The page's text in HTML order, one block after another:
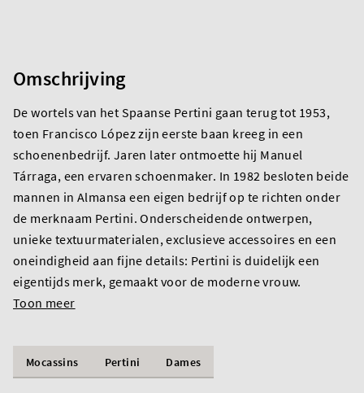
Omschrijving
De wortels van het Spaanse Pertini gaan terug tot 1953,
toen Francisco López zijn eerste baan kreeg in een
schoenenbedrijf. Jaren later ontmoette hij Manuel
Tárraga, een ervaren schoenmaker. In 1982 besloten beide
mannen in Almansa een eigen bedrijf op te richten onder
de merknaam Pertini. Onderscheidende ontwerpen,
unieke textuurmaterialen, exclusieve accessoires en een
oneindigheid aan fijne details: Pertini is duidelijk een
eigentijds merk, gemaakt voor de moderne vrouw.
Toon meer
Mocassins Pertini Dames